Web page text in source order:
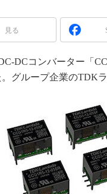
技術講座
とその活用設計」
ら見た5G
場で評価試験はど
見る
DCコンバーター「
グループ企業のTDK